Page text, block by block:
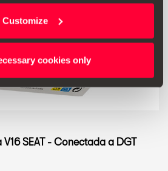
Customize
cookies only
SEAT - Conectada a DGT